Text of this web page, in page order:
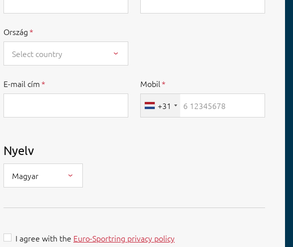
Ország
Select country
E-mail cím
Mobil
+31
Nyelv
Magyar
I agree with the Euro-Sportring privacy policy